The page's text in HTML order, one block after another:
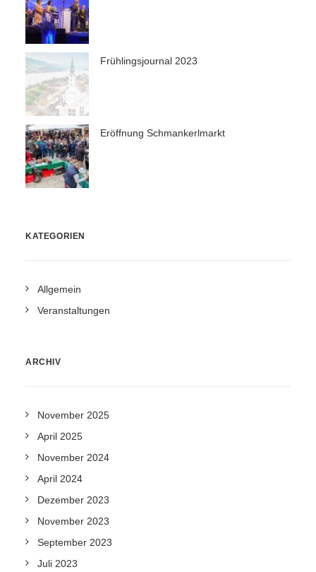
Frühlingsjournal 2023
Eröffnung Schmankerlmarkt
KATEGORIEN
Allgemein
Veranstaltungen
ARCHIV
November 2025
April 2025
November 2024
April 2024
Dezember 2023
November 2023
September 2023
Juli 2023